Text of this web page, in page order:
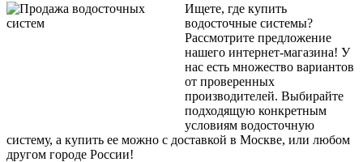
Ищете, где купить
водосточные системы?
Рассмотрите предложение
нашего интернет-магазина! У
нас есть множество вариантов
от проверенных
производителей. Выбирайте
подходящую конкретным
условиям водосточную
систему, а купить ее можно с доставкой в Москве, или любом
другом городе России!